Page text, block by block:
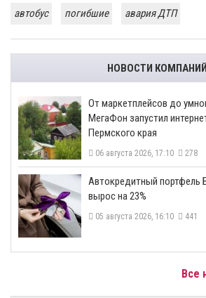
автобус
погибшие авария ДТП
НОВОСТИ КОМПАНИЙ
От маркетплейсов до
МегаФон запустил
Пермского края
06 августа 2026, 17:10 278
​Автокредитный портфель
вырос на 23%
05 августа 2026, 16:10 441
Все